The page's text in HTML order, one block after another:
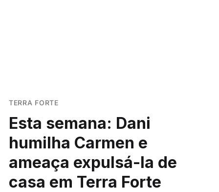
TERRA FORTE
Esta semana: Dani
humilha Carmen e
ameaça expulsá-la de
casa em Terra Forte